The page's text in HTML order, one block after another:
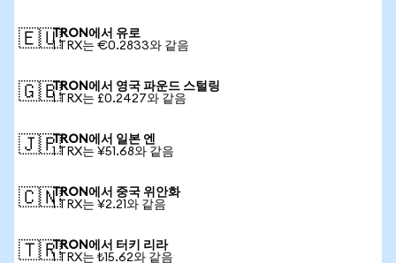
🇪🇺TRON에서 유로
1 TRX는 €0.2833와 같음
🇬🇧TRON에서 영국 파운드 스털링
1 TRX는 £0.2427와 같음
🇯🇵TRON에서 일본 엔
1 TRX는 ¥51.68와 같음
🇨🇳TRON에서 중국 위안화
1 TRX는 ¥2.21와 같음
🇹🇷TRON에서 터키 리라
1 TRX는 ₺15.62와 같음